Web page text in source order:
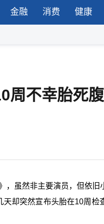
金融 消费 健康
周不幸胎死
虽然非主要演员，但依旧
却突然宣布头胎在10周检